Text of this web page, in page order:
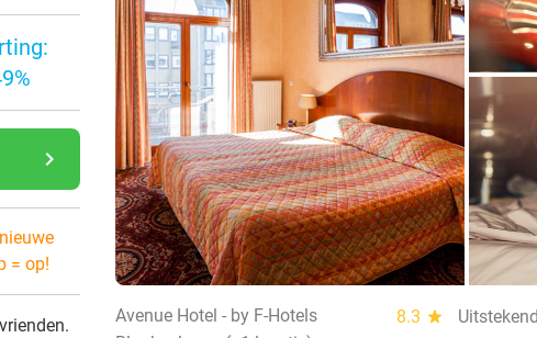
navigate_next
= op!
Avenue Hotel - by F-Hotels 8.3 star